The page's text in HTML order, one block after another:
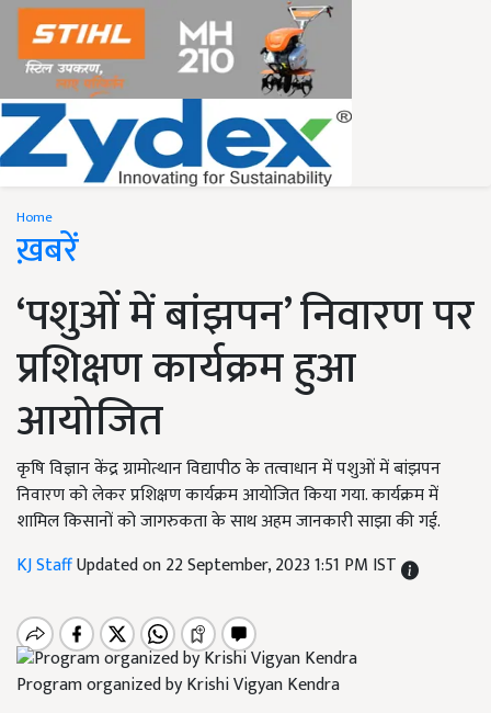
Home
ख़बरें
‘पशुओं में बांझपन’ निवारण पर
प्रशिक्षण कार्यक्रम हुआ
आयोजित
कृषि विज्ञान केंद्र ग्रामोत्थान विद्यापीठ के तत्वाधान में पशुओं में बांझपन
निवारण को लेकर प्रशिक्षण कार्यक्रम आयोजित किया गया. कार्यक्रम में
शामिल किसानों को जागरुकता के साथ अहम जानकारी साझा की गई.
KJ StaffUpdated on 22 September, 2023 1:51 PM IST
Program organized by Krishi Vigyan Kendra